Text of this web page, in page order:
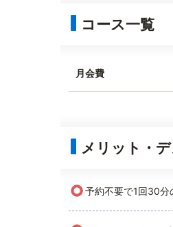
コース一覧
月会費
メリット・
○予約不要で1回30分